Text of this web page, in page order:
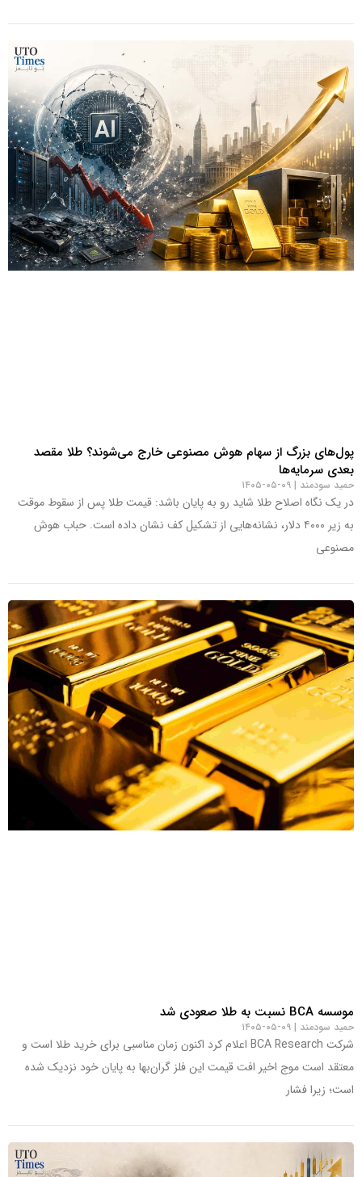
پول‌های بزرگ از سهام هوش‌ مصنوعی خارج می‌شوند؟ طلا مقصد
بعدی سرمایه‌ها
حمید سودمند ۰۹-۰۵-۱۴۰۵
در یک نگاه اصلاح طلا شاید رو به پایان باشد: قیمت طلا پس از سقوط موقت
به زیر ۴۰۰۰ دلار، نشانه‌هایی از تشکیل کف نشان داده است. حباب هوش
مصنوعی
موسسه BCA نسبت به طلا صعودی شد
حمید سودمند ۰۹-۰۵-۱۴۰۵
شرکت BCA Research اعلام کرد اکنون زمان مناسبی برای خرید طلا است و
معتقد است موج اخیر افت قیمت این فلز گران‌بها به پایان خود نزدیک شده
است؛ زیرا فشار